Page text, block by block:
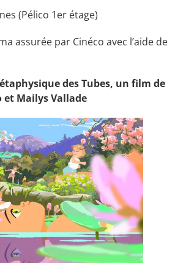
(Pélico 1er étage)
assurée par Cinéco avec l’aide de
des Tubes, un film de
et Mailys Vallade